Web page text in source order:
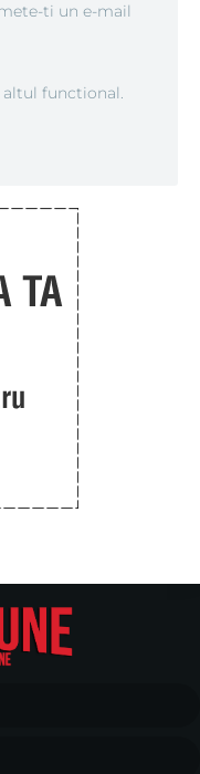
ti un e-mail
functional.